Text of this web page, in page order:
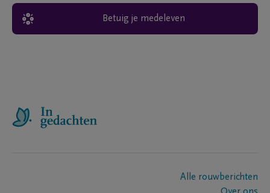
Betuig je medeleven
Alle rouwberichten